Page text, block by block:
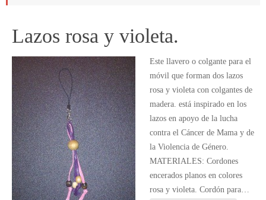
Lazos rosa y violeta.
Este llavero o colgante para el
móvil que forman dos lazos
rosa y violeta con colgantes de
madera. está inspirado en los
lazos en apoyo de la lucha
contra el Cáncer de Mama y de
la Violencia de Género.
MATERIALES: Cordones
encerados planos en colores
rosa y violeta. Cordón para…